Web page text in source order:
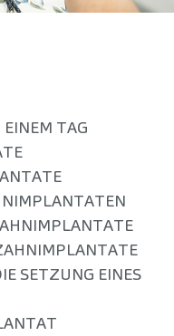
TAG
SETZUNG EINES